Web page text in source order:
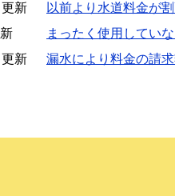
新
以前より水道料金が
まったく使用してい
新
漏水により料金の請